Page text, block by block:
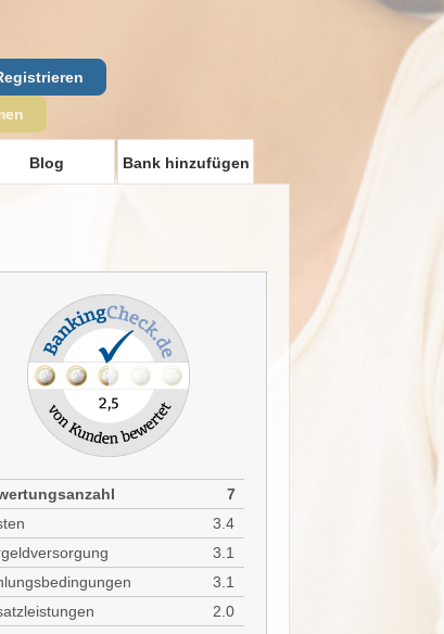
Blog Bank hinzufügen
7
3.4
3.1
3.1
2.0